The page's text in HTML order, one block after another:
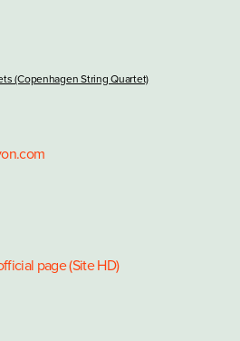
(Copenhagen String Quartet)
page (Site HD)